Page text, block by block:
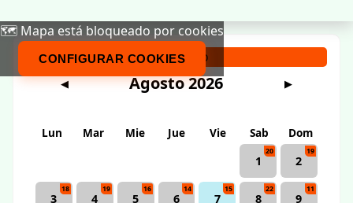
🗺️ Mapa está bloqueado por cookies
CONFIGURAR COOKIES
Calendario
◀ Agosto 2026 ▶
Lun Mar Mie Jue Vie Sab
Dom
1
20
2
19
3
18
4
19
5
16
6
14
7
15
8
22
9
11